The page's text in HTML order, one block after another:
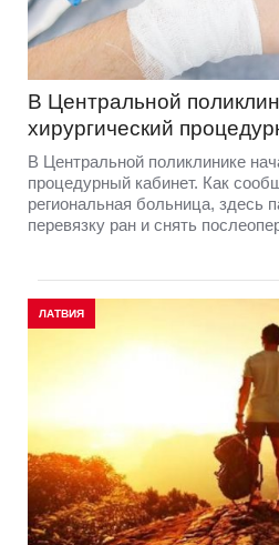
В Центральной
хирургический
В Центральной поликлинике
процедурный кабинет. Как
региональная больница, здесь
перевязку ран и снять
ЛАТВИЯ